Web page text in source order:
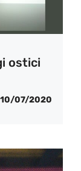
ostici
10/07/2020